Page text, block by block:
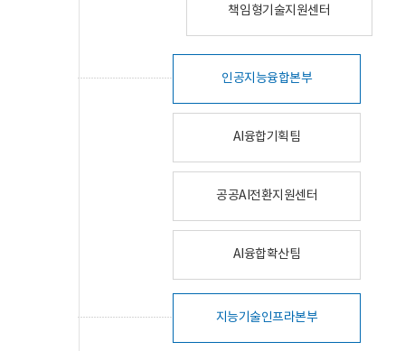
책임형기술지원센터
인공지능융합본부
AI융합기획팀
공공AI전환지원센터
AI융합확산팀
지능기술인프라본부